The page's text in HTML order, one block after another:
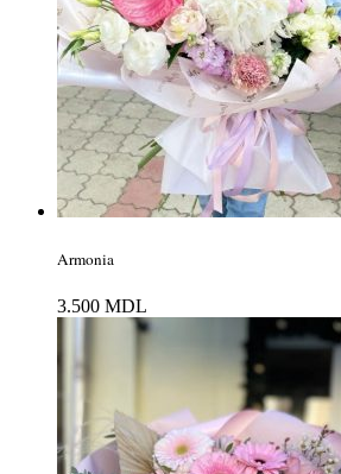
Armonia
3.500 MDL